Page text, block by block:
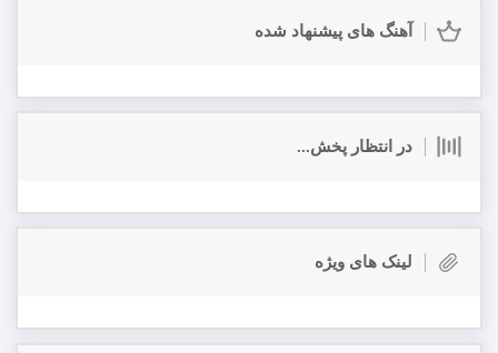
آهنگ های پیشنهاد شده
در انتظار پخش...
لینک های ویژه